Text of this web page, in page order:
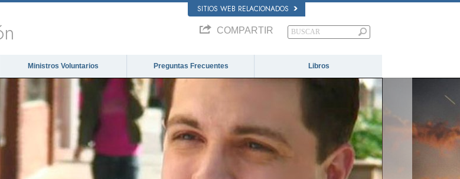
SITIOS WEB RELACIONADOS
COMPARTIR
Ministros Voluntarios Preguntas Frecuentes Libros